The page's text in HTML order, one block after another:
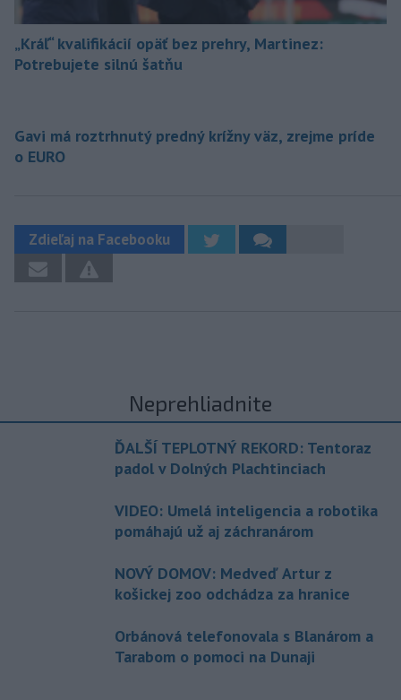
„Kráľ“ kvalifikácií opäť bez prehry, Martinez:
Potrebujete silnú šatňu
Gavi má roztrhnutý predný krížny väz, zrejme príde
o EURO
Zdieľaj na Facebooku
Neprehliadnite
ĎALŠÍ TEPLOTNÝ REKORD: Tentoraz
padol v Dolných Plachtinciach
VIDEO: Umelá inteligencia a robotika
pomáhajú už aj záchranárom
NOVÝ DOMOV: Medveď Artur z
košickej zoo odchádza za hranice
Orbánová telefonovala s Blanárom a
Tarabom o pomoci na Dunaji